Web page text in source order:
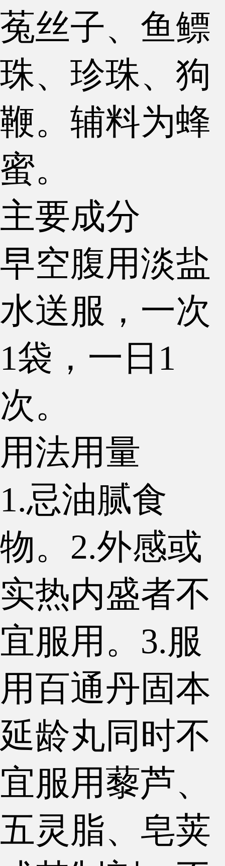
菟丝子、鱼鳔
珠、珍珠、狗
鞭。辅料为蜂
蜜。
主要成分
早空腹用淡盐
水送服，一次
1袋，一日1
次。
用法用量
1.忌油腻食
物。2.外感或
实热内盛者不
宜服用。3.服
用百通丹固本
延龄丸同时不
宜服用藜芦、
五灵脂、皂荚